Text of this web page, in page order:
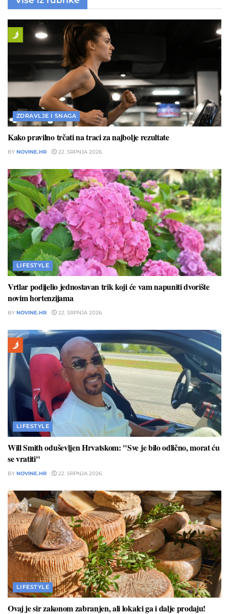
ZDRAVLJE I SNAGA
Kako pravilno trčati na traci za najbolje rezultate
BY NOVINE.HR 22. SRPNJA 2026.
LIFESTYLE
Vrtlar podijelio jednostavan trik koji će vam napuniti dvorište
novim hortenzijama
BY NOVINE.HR 22. SRPNJA 2026.
LIFESTYLE
Will Smith oduševljen Hrvatskom: "Sve je bilo odlično, morat ću
se vratiti"
BY NOVINE.HR 22. SRPNJA 2026.
LIFESTYLE
Ovaj je sir zakonom zabranjen, ali lokalci ga i dalje prodaju!